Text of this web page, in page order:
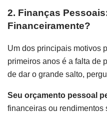
2. Finanças
Financeiramente?
Um dos principais motivos
primeiros anos é a falta de
de dar o grande salto,
Seu orçamento pessoal
financeiras ou rendimentos